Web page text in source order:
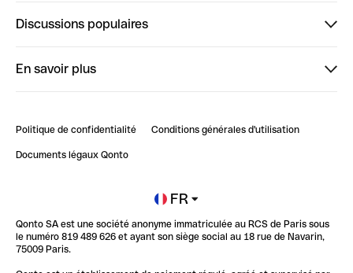
ClubQonto
Discussions populaires
Impact de l'IA sur les carrières/productivité
En savoir plus
Blog
Newsroom
Glossaire finance
Politique de confidentialité Conditions générales d'utilisation
Documents légaux Qonto
FR
Qonto SA est une société anonyme immatriculée au RCS de Paris sous
le numéro 819 489 626 et ayant son siège social au 18 rue de Navarin,
75009 Paris.